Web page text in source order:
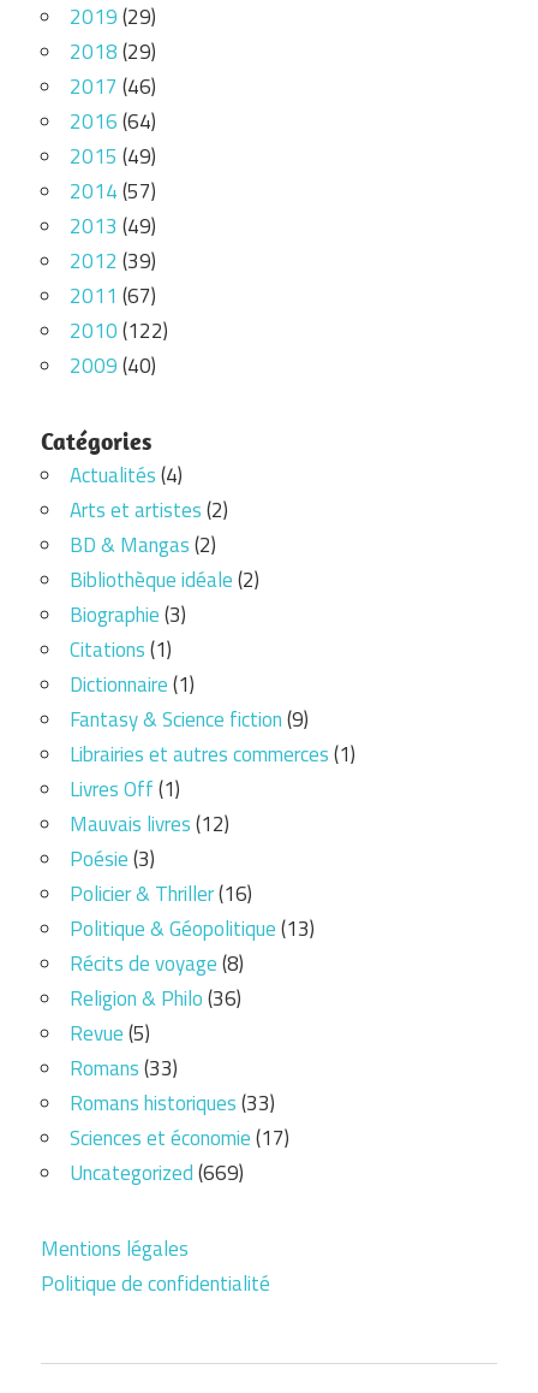
2019(29)
2018(29)
2017 (46)
2016(64)
2015 (49)
2014(57)
2013 (49)
2012 (39)
2011 (67)
2010(122)
2009(40)
Catégories
Actualités(4)
Arts et artistes(2)
BD & Mangas(2)
Bibliothèque idéale(2)
Biographie(3)
Citations(1)
Dictionnaire(1)
Fantasy & Science fiction(9)
Librairies et autres commerces(1)
Livres Off(1)
Mauvais livres(12)
Poésie(3)
Policier & Thriller(16)
Politique & Géopolitique(13)
Récits de voyage(8)
Religion & Philo(36)
Revue(5)
Romans(33)
Romans historiques(33)
Sciences et économie(17)
Uncategorized(669)
Mentions légales
Politique de confidentialité